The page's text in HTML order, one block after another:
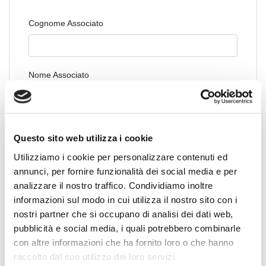
Questo sito web utilizza i cookie
Utilizziamo i cookie per personalizzare contenuti ed
annunci, per fornire funzionalità dei social media e per
analizzare il nostro traffico. Condividiamo inoltre
informazioni sul modo in cui utilizza il nostro sito con i
nostri partner che si occupano di analisi dei dati web,
pubblicità e social media, i quali potrebbero combinarle
con altre informazioni che ha fornito loro o che hanno
raccolto dal suo utilizzo dei loro servizi.
Cognome Associato
Nome Associato
Collegio Regionale
Collegio Provinciale